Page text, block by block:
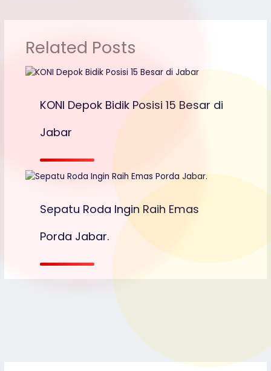
p o
k
k
Related Posts
KONI Depok Bidik Posisi 15 Besar di
Jabar
Sepatu Roda Ingin Raih Emas
Porda Jabar.